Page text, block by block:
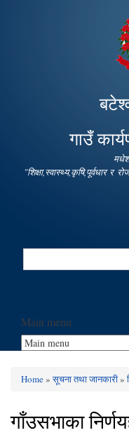
गाउँ
"शिक्षा,स्वास्थ्य,कृषि,पूर्वधार र
Search
Main menu
You are here
Home»सूचना तथा जानकारी»
गाँउसभाका